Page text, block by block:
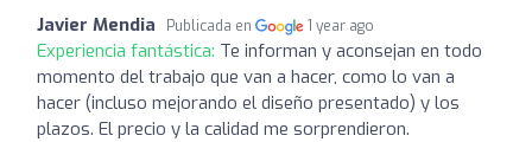
Javier Mendia Publicada en 1 year ago
Experiencia fantástica: Te informan y aconsejan en todo
momento del trabajo que van a hacer, como lo van a
hacer (incluso mejorando el diseño presentado) y los
plazos. El precio y la calidad me sorprendieron.